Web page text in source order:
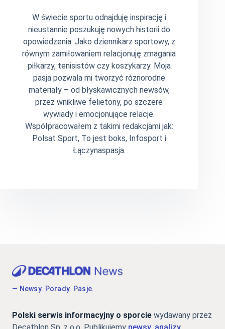
W świecie sportu odnajduję inspirację i
nieustannie poszukuję nowych historii do
opowiedzenia. Jako dziennikarz sportowy, z
równym zamiłowaniem relacjonuję zmagania
piłkarzy, tenisistów czy koszykarzy. Moja
pasja pozwala mi tworzyć różnorodne
materiały – od błyskawicznych newsów,
przez wnikliwe felietony, po szczere
wywiady i emocjonujące relacje.
Współpracowałem z takimi redakcjami jak:
Polsat Sport, To jest boks, Infosport i
Łączynaspasja.
— Newsy. Porady. Pasje.
Polski serwis informacyjny o sporcie wydawany przez